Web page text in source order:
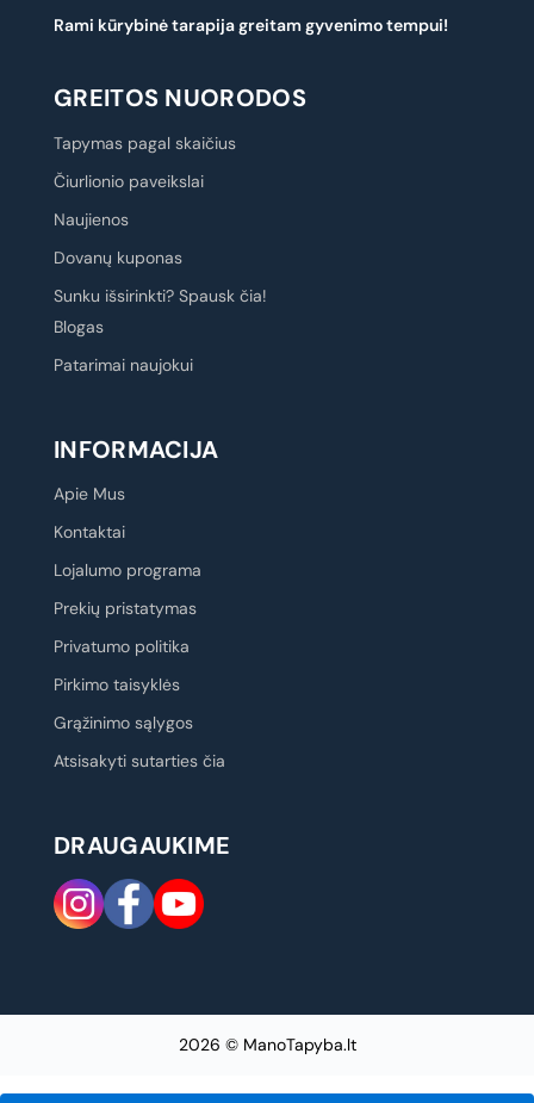
Rami kūrybinė tarapija greitam gyvenimo tempui!
GREITOS NUORODOS
Tapymas pagal skaičius
Čiurlionio paveikslai
Naujienos
Dovanų kuponas
Sunku išsirinkti? Spausk čia!
Blogas
Patarimai naujokui
INFORMACIJA
Apie Mus
Kontaktai
Lojalumo programa
Prekių pristatymas
Privatumo politika
Pirkimo taisyklės
Grąžinimo sąlygos
Atsisakyti sutarties čia
DRAUGAUKIME
2026 © ManoTapyba.lt